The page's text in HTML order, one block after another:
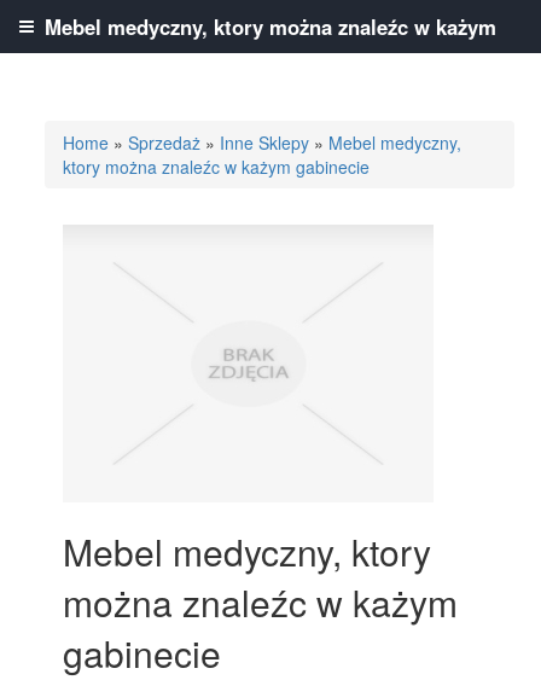
Home »Sprzedaż » Inne Sklepy » Mebel medyczny,
ktory można znaleźc w każym gabinecie
Mebel medyczny, ktory
można znaleźc w każym
gabinecie
Mebel medyczny, ktory można znaleźc w każym